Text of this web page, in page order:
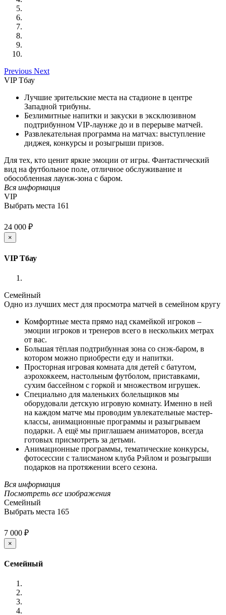
Previous Next
VIP Тбау
Лучшие зрительские места на стадионе в центре
Западной трибуны.
Безлимитные напитки и закуски в эксклюзивном
подтрибунном VIP-лаунже до и в перерыве матчей.
Развлекательная программа на матчах: выступление
диджея, конкурсы и розыгрыши призов.
Для тех, кто ценит яркие эмоции от игры. Фантастический
вид на футбольное поле, отличное обслуживание и
обособленная лаунж-зона с баром.
Вся информация
VIP
Выбрать места 161
24 000 ₽
×
VIP Тбау
Семейный
Одно из лучших мест для просмотра матчей в семейном кругу
Комфортные места прямо над скамейкой игроков –
эмоции игроков и тренеров всего в нескольких метрах
от вас.
Большая тёплая подтрибунная зона со снэк-баром, в
котором можно приобрести еду и напитки.
Просторная игровая комната для детей с батутом,
аэрохоккеем, настольным футболом, приставками,
сухим бассейном с горкой и множеством игрушек.
Специально для маленьких болельщиков мы
оборудовали детскую игровую комнату. Именно в ней
на каждом матче мы проводим увлекательные мастер-
классы, анимационные программы и разыгрываем
подарки. А ещё мы приглашаем аниматоров, всегда
готовых присмотреть за детьми.
Анимационные программы, тематические конкурсы,
фотосессии с талисманом клуба Рэйлом и розыгрыши
подарков на протяжении всего сезона.
Вся информация
Посмотреть все изображения
Семейный
Выбрать места 165
7 000 ₽
×
Семейный